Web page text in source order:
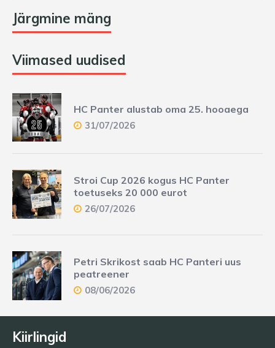
Järgmine mäng
Viimased uudised
HC Panter alustab oma 25. hooaega
31/07/2026
Stroi Cup 2026 kogus HC Panter
toetuseks 20 000 eurot
26/07/2026
Petri Skrikost saab HC Panteri uus
peatreener
08/06/2026
Kiirlingid